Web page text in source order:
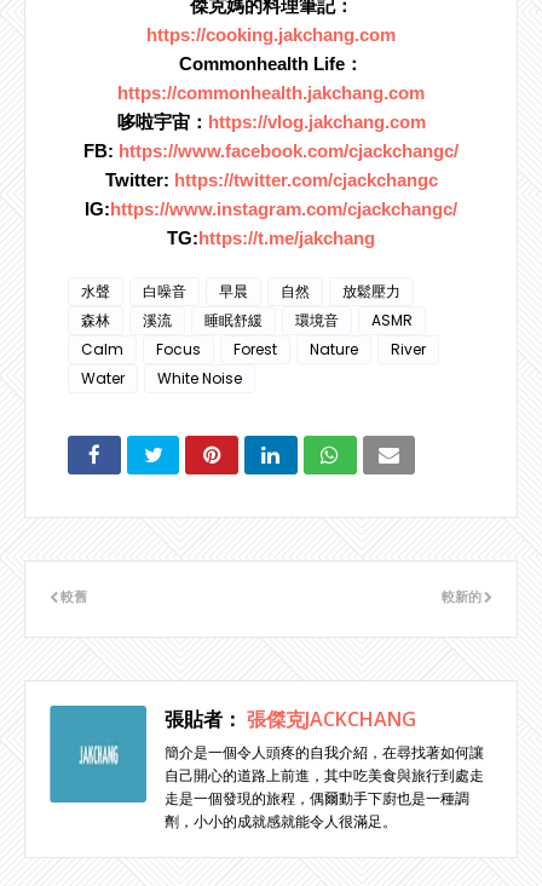
傑克媽的料理筆記：
https://cooking.jakchang.com
Commonhealth Life：
https://commonhealth.jakchang.com
哆啦宇宙： https://vlog.jakchang.com
FB: https://www.facebook.com/cjackchangc/
Twitter: https://twitter.com/cjackchangc
IG:https://www.instagram.com/cjackchangc/
TG:https://t.me/jakchang
水聲 白噪音 早晨 自然
放鬆壓力
森林
溪流 睡眠舒緩 環境音
ASMR
Calm
Focus Forest Nature
River
Water
White Noise
較新的
較舊
張貼者： 張傑克JACKCHANG
簡介是一個令人頭疼的自我介紹，在尋找著如何讓
自己開心的道路上前進，其中吃美食與旅行到處走
走是一個發現的旅程，偶爾動手下廚也是一種調
劑，小小的成就感就能令人很滿足。